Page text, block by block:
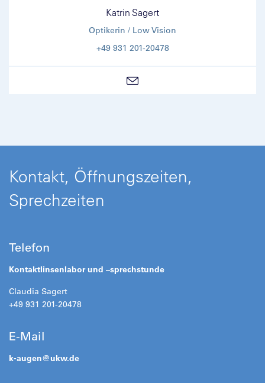
Katrin Sagert
Optikerin / Low Vision
+49 931 201-20478
Kontakt, Öffnungszeiten,
Sprechzeiten
Telefon
Kontaktlinsenlabor und –sprechstunde
Claudia Sagert
+49 931 201-20478
E-Mail
k-augen@ukw.de